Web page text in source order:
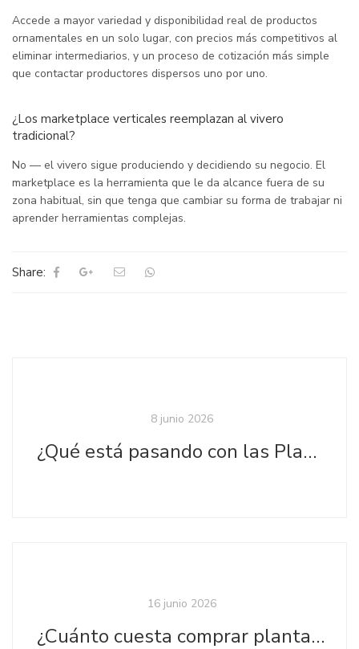
Accede a mayor variedad y disponibilidad real de productos
ornamentales en un solo lugar, con precios más competitivos al
eliminar intermediarios, y un proceso de cotización más simple
que contactar productores dispersos uno por uno.
¿Los marketplace verticales reemplazan al vivero
tradicional?
No — el vivero sigue produciendo y decidiendo su negocio. El
marketplace es la herramienta que le da alcance fuera de su
zona habitual, sin que tenga que cambiar su forma de trabajar ni
aprender herramientas complejas.
Share:
8 junio 2026
¿Qué está pasando con las Plantas Ornamentales?
16 junio 2026
¿Cuánto cuesta comprar plantas ornamentales al por mayor en Bogotá?